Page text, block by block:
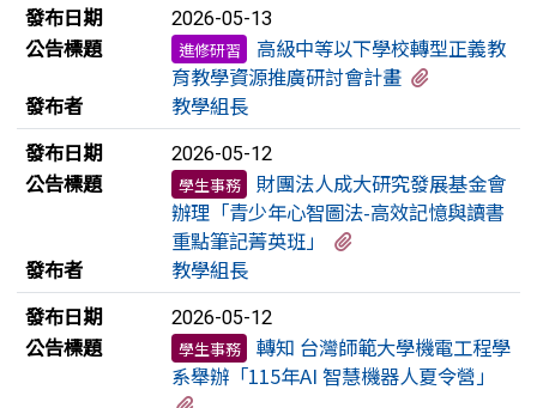
發布日期
2026-05-13
公告標題 進修研習
高級中等以下學校轉型正義教
育教學資源推廣研討會計畫
發布者
教學組長
發布日期
2026-05-12
公告標題 學生事務
財團法人成大研究發展基金會
辦理「青少年心智圖法-高效記憶與讀書
重點筆記菁英班」
發布者
教學組長
發布日期
2026-05-12
公告標題 學生事務
轉知 台灣師範大學機電工程學
系舉辦「115年AI 智慧機器人夏令營」